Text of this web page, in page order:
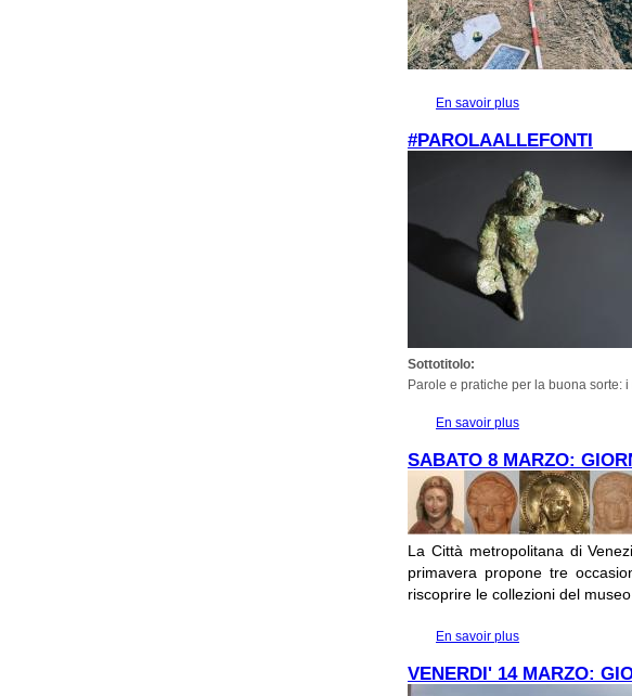
En savoir plus
#PAROLAALLEFONTI
Sottotitolo:
Parole e pratiche per la buona sorte:
En savoir plus
SABATO 8 MARZO:
La Città metropolitana di
primavera propone tre
riscoprire le collezioni del
En savoir plus
VENERDI' 14 MARZO: